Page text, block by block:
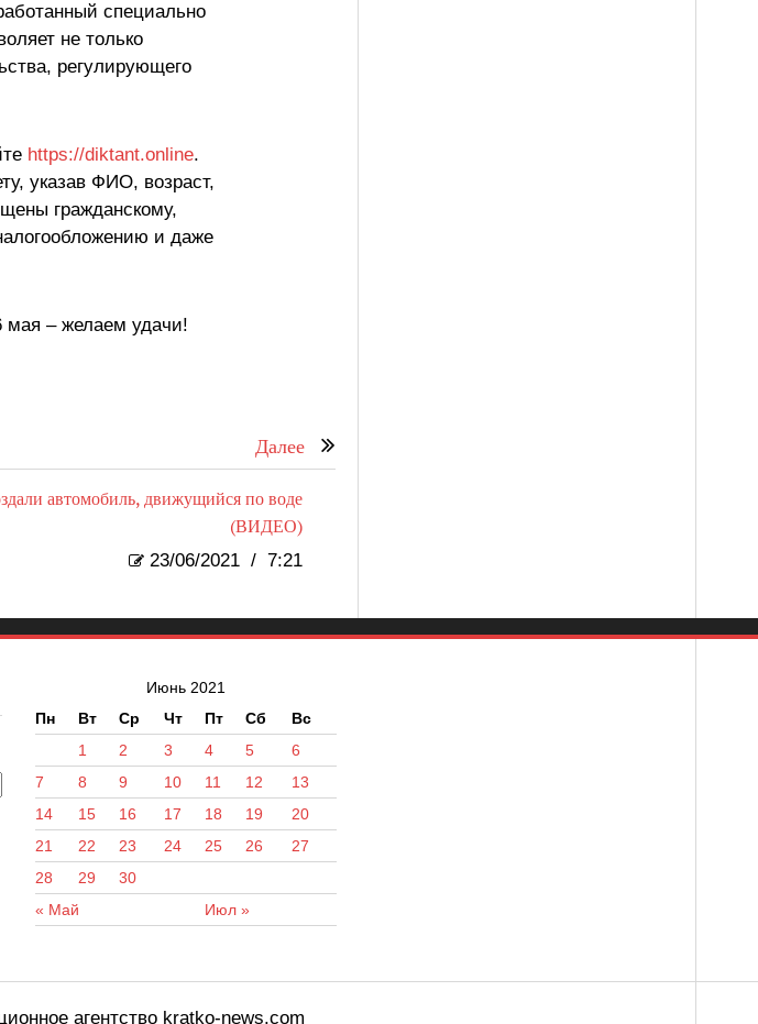
специально
не только
регулирующего
https://diktant.online.
указав ФИО, возраст,
гражданскому,
и даже
мая – желаем удачи!
Далее
автомобиль, движущийся по воде
(ВИДЕО)
23/06/2021 / 7:21
Июнь 2021
Пн
Вт Ср Чт Пт Сб Вс
« Май Июл »
1 2 3 4 5
6
7
8 9 10 11 12
13
14
15 16 17 18 19
20
21
22 23 24 25 26
27
28
29 30
агентство kratko-news.com